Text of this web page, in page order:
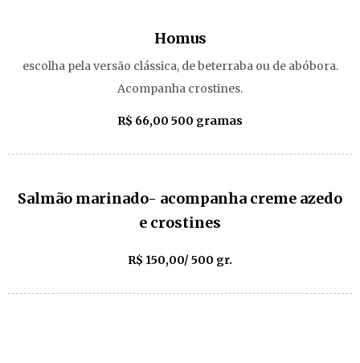
Homus
escolha pela versão clássica, de beterraba ou de abóbora.
Acompanha crostines.
R$ 66,00 500 gramas
Salmão marinado- acompanha creme azedo
e crostines
R$ 150,00/ 500 gr.